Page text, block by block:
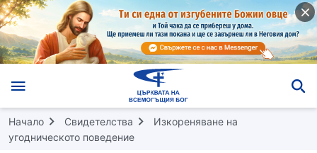
Начало Свидетелства
Изкореняване на
угодническото поведение